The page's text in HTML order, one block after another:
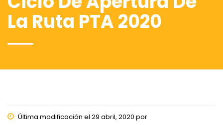
La Ruta PTA 2020
Última modificación el 29 abril, 2020 por